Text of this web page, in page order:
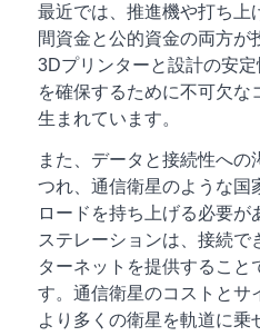
最近では、推進機や打ち上
間資金と公的資金の両方が
3Dプリンターと設計の安
を確保するために不可欠な
生まれています。
また、データと接続性への
つれ、通信衛星のような国
ロードを持ち上げる必要が
ステレーションは、接続で
ターネットを提供すること
す。通信衛星のコストとサ
より多くの衛星を軌道に乗